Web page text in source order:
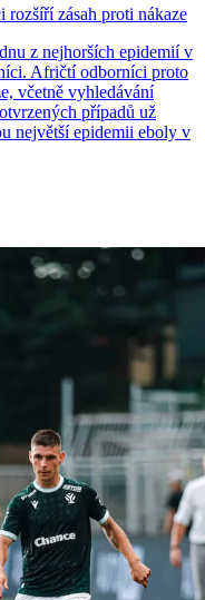
zásah proti nákaze
z nejhorších epidemií v
Afričtí odborníci proto
včetně vyhledávání
případů už
největší epidemii eboly v